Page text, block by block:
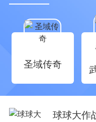
圣域传奇
球球大作